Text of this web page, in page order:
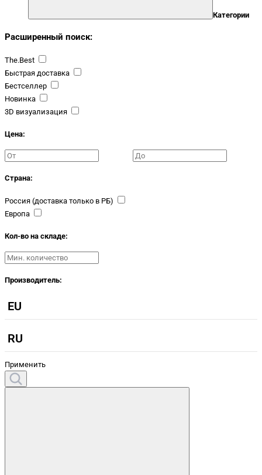
Категории
Расширенный поиск:
The.Best
Быстрая доставка
Бестселлер
Новинка
3D визуализация
Цена:
Страна:
Россия (доставка только в РБ)
Европа
Кол-во на складе:
Производитель:
EU
RU
Применить